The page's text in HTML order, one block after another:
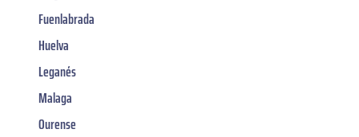
Fuenlabrada
Huelva
Leganés
Malaga
Ourense